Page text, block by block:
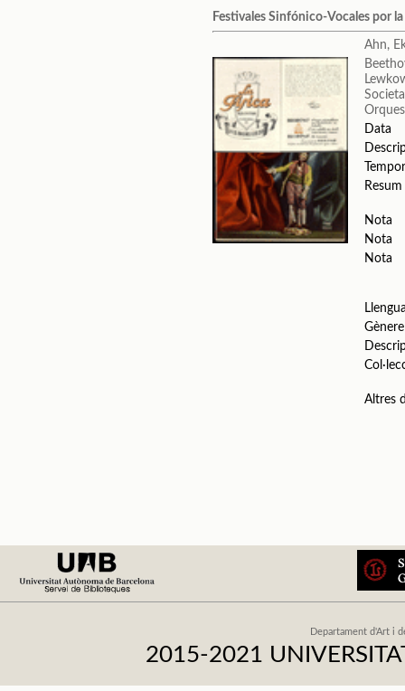
Festivales Sinfónico-Vocales por
Ahn,
Data
Resum
Nota
Nota
Nota
Gènere
Altres
Departament d'Art i
2015-2021